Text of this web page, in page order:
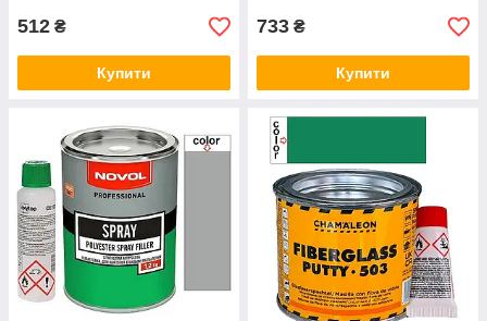
512 ₴
Купити
733 ₴
Купити